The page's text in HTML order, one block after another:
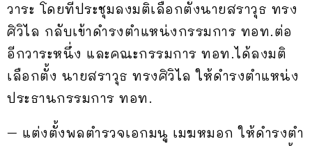
วาระ โดยที่ประชุมลงมติเลือกตั้งนายสราวุธ ทรง
ศิวิไล กลับเข้าดํารงตําแหน่งกรรมการ ทอท.ต่อ
อีกวาระหนึ่ง และคณะกรรมการ ทอท.ได้ลงมติ
เลือกตั้ง นายสราวุธ ทรงศิวิไล ให้ดํารงตําแหน่ง
ประธานกรรมการ ทอท.
– แต่งตั้งพลตํารวจเอกมนู เมฆหมอก ให้ดํารงตํา